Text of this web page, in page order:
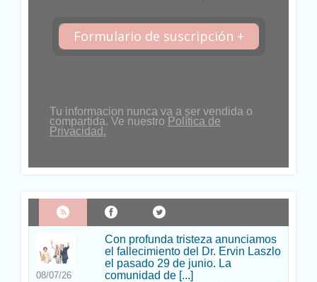
Formulario de suscripción +
Tu informacion nunca va a ser vendida o
compartida. Ve nuestro Política de
Privacidad.
08/07/26
Con profunda tristeza anunciamos
el fallecimiento del Dr. Ervin Laszlo
el pasado 29 de junio. La
comunidad de [...]